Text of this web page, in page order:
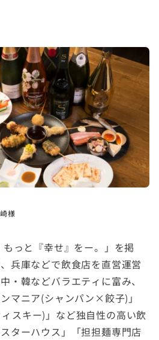
様
もっと『幸せ』をー。」を掲
兵庫などで飲食店を直営運営
・韓などバラエティに富み、
マニア(シャンパン×餃子)」
スキー)」など独自性の高い飲
ターハウス」「担担麺専門店